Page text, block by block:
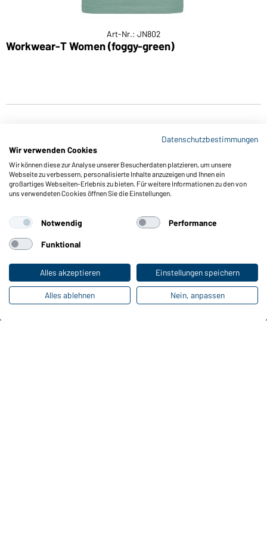
Art-Nr.: JN802
Workwear-T Women (foggy-green)
Funktionen & Pflege
Pflegehinweise
Farben
Online-Kataloge
Zu den Download-Links
Datenschutzbestimmungen
Wir verwenden Cookies
Wir können diese zur Analyse unserer Besucherdaten platzieren, um unsere
Webseite zu verbessern, personalisierte Inhalte anzuzeigen und Ihnen ein
großartiges Webseiten-Erlebnis zu bieten. Für weitere Informationen zu den von
uns verwendeten Cookies öffnen Sie die Einstellungen.
Notwendig Performance
Funktional
Alles akzeptieren Einstellungen speichern
Alles ablehnen Nein, anpassen